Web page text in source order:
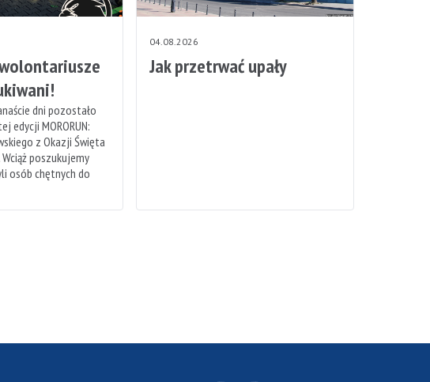
wolontariusze
dni pozostało
edycji MORORUN:
z Okazji Święta
poszukujemy
osób chętnych do
04.08.2026
Jak przetrwać upały